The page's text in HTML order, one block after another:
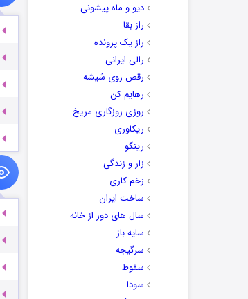
دیو و ماه پیشونی
راز بقا
راز یک پرونده
رالی ایرانی
رقص روی شیشه
رهایم کن
روزی روزگاری مریخ
ریکاوری
رینگو
زار و زندگی
زخم کاری
ساخت ایران
سال های دور از خانه
سایه باز
سرگیجه
سقوط
سودا